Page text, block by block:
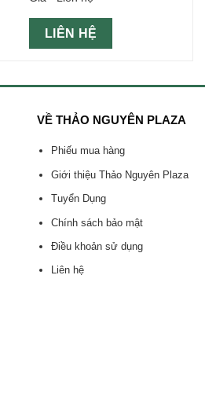
LIÊN HỆ
VỀ THẢO NGUYÊN PLAZA
Phiếu mua hàng
Giới thiệu Thảo Nguyên Plaza
Tuyển Dụng
Chính sách bảo mật
Điều khoản sử dụng
Liên hệ